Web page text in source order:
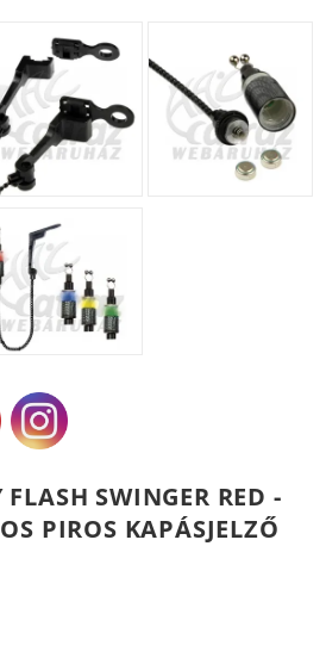
SWINGER RED -
PIROS KAPÁSJELZŐ